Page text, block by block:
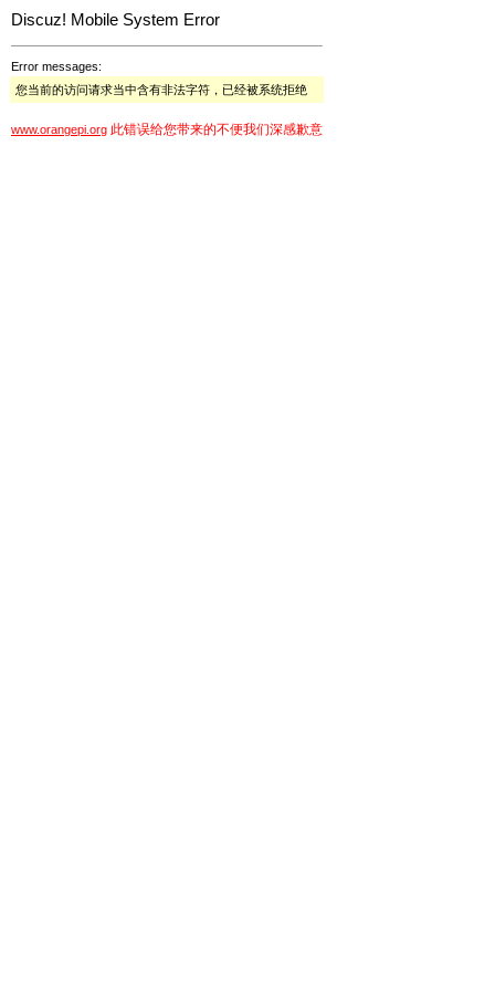
Discuz! Mobile System Error
Error messages:
您当前的访问请求当中含有非法字符，已经被系统拒绝
www.orangepi.org 此错误给您带来的不便我们深感歉意